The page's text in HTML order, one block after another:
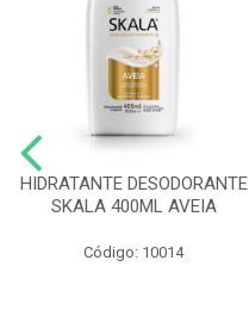
HIDRATANTE DESODORANTE
SKALA 400ML AVEIA
Código: 10014